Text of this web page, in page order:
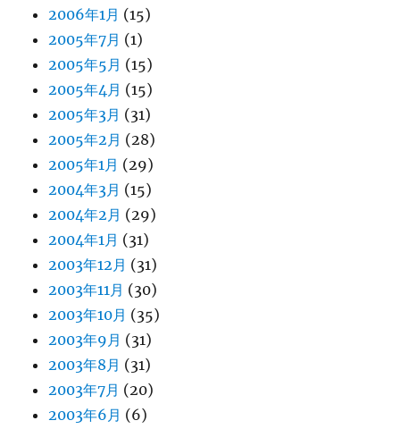
2006年1月 (15)
2005年7月 (1)
2005年5月 (15)
2005年4月 (15)
2005年3月 (31)
2005年2月 (28)
2005年1月 (29)
2004年3月 (15)
2004年2月 (29)
2004年1月 (31)
2003年12月 (31)
2003年11月 (30)
2003年10月 (35)
2003年9月 (31)
2003年8月 (31)
2003年7月 (20)
2003年6月 (6)